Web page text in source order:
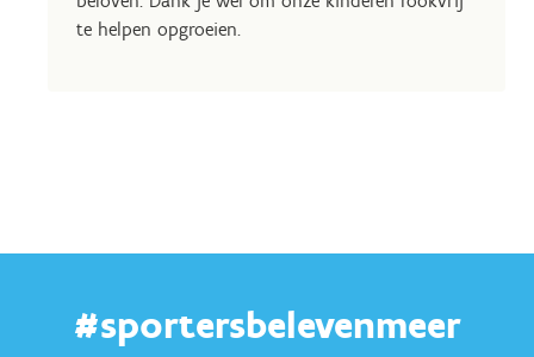
te helpen opgroeien.
#sportersbelevenmeer